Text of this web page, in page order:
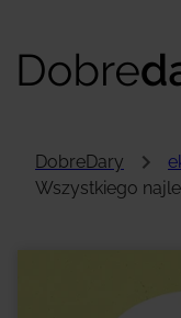
DobreDary
Wszystkiego